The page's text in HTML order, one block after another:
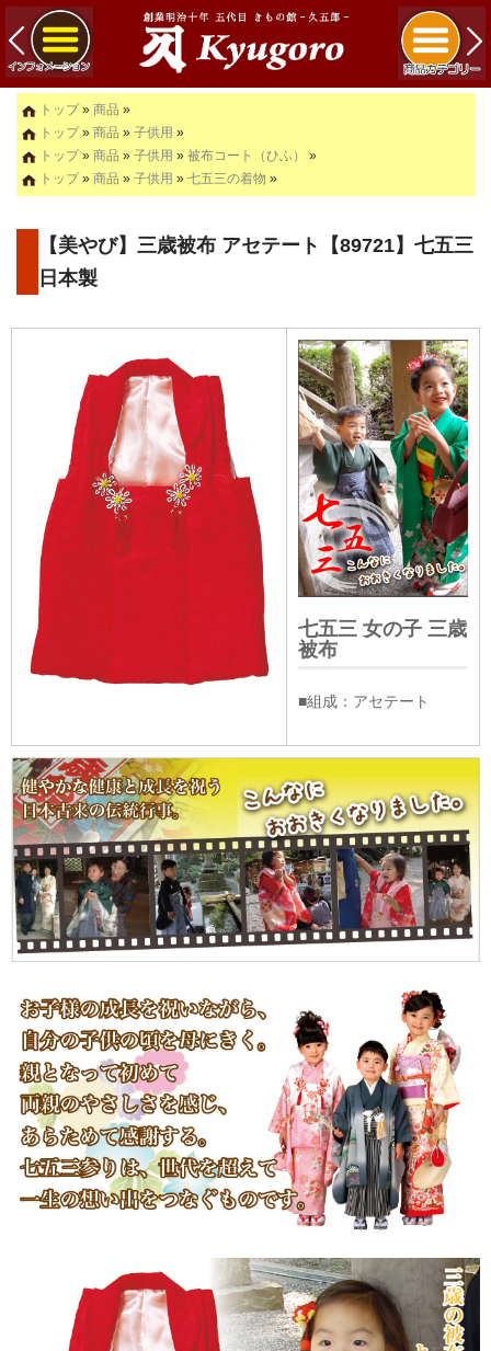
トップ» 商品 »
トップ» 商品 » 子供用 »
トップ» 商品 » 子供用 » 被布コート（ひふ）
»
トップ» 商品 » 子供用 » 七五三の着物 »
【美やび】三歳被布 アセテート【89721】七五三
日本製
七五三 女の子 三歳
被布
■組成：アセテート